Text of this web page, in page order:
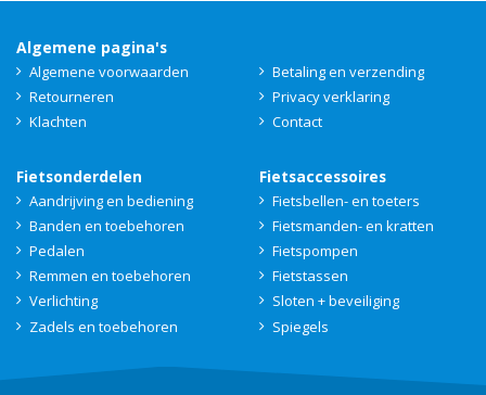
Algemene pagina's
Algemene voorwaarden
Betaling en verzending
Retourneren
Privacy verklaring
Klachten
Contact
Fietsonderdelen
Aandrijving en bediening
Banden en toebehoren
Pedalen
Remmen en toebehoren
Verlichting
Zadels en toebehoren
Fietsaccessoires
Fietsbellen- en toeters
Fietsmanden- en kratten
Fietspompen
Fietstassen
Sloten + beveiliging
Spiegels